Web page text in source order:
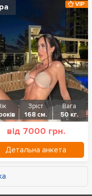
Зріст
168 см.
Вага
50 кг.
від 7000 грн.
Детальна анкета
VIP